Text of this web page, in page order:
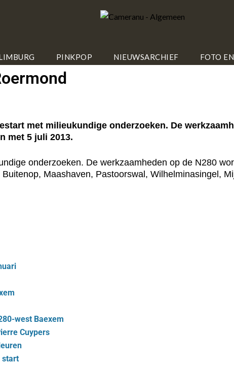
PINKPOP NIEUWSARCHIEF FOTO
met milieukundige onderzoeken. De
met 5 juli 2013.
onderzoeken. De werkzaamheden op de N280
Maashaven, Pastoorswal, Wilhelminasingel,
west Baexem
Cuy­pers
start